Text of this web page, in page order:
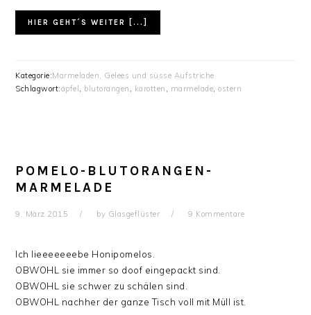
HIER GEHT´S WEITER [...]
Kategorie:Marmeladen, Gelees und süsse Aufstriche
Schlagwort:äpfel , blutorangen , karotten , marmelade,ostern
POMELO-BLUTORANGEN-
MARMELADE
9. März 2015 by Glasgeflüster 9 Kommentare
Ich lieeeeeeebe Honipomelos.
OBWOHL sie immer so doof eingepackt sind.
OBWOHL sie schwer zu schälen sind.
OBWOHL nachher der ganze Tisch voll mit Müll ist.